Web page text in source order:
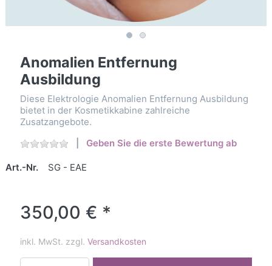
Anomalien Entfernung
Ausbildung
Diese Elektrologie Anomalien Entfernung Ausbildung
bietet in der Kosmetikkabine zahlreiche
Zusatzangebote.
Geben Sie die erste Bewertung ab
Art.-Nr. SG - EAE
350,00 € *
inkl. MwSt. zzgl. Versandkosten